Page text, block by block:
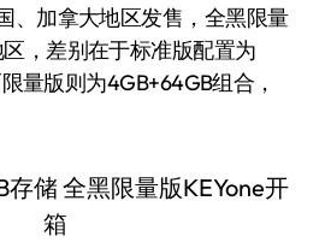
、加拿大地区发售，全黑限量
，差别在于标准版配置为
量版则为4GB+64GB组合，